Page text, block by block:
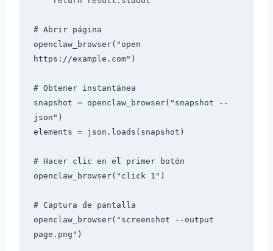
# Abrir página
openclaw_browser("open
https://example.com")
# Obtener instantánea
snapshot = openclaw_browser("snapshot --
json")
elements = json.loads(snapshot)
# Hacer clic en el primer botón
openclaw_browser("click 1")
# Captura de pantalla
openclaw_browser("screenshot --output